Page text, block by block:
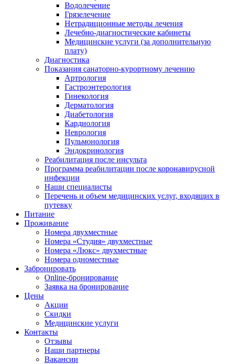
Водолечение
Грязелечение
Нетрадиционные методы лечения
Лечебно-диагностические кабинеты
Медицинские услуги (за дополнительную
плату)
Диагностика
Показания санаторно-курортному лечению
Артрология
Гастроэнтерология
Гинекология
Дерматология
Диабетология
Кардиология
Неврология
Пульмонология
Эндокринология
Реабилитация после инсульта
Программа реабилитации после коронавирусной
инфекции
Наши специалисты
Перечень и объем медицинских услуг, входящих в
путевку
Питание
Проживание
Номера двухместные
Номера «Студия» двухместные
Номера «Люкс» двухместные
Номера одноместные
Забронировать
Online-бронирование
Заявка на бронирование
Цены
Акции
Скидки
Медицинские услуги
Контакты
Отзывы
Наши партнеры
Вакансии